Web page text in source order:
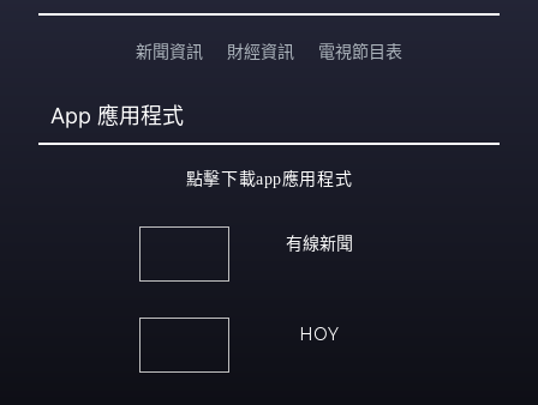
新聞資訊 財經資訊 電視節目表
App 應用程式
點擊下載app應用程式
有線新聞
HOY